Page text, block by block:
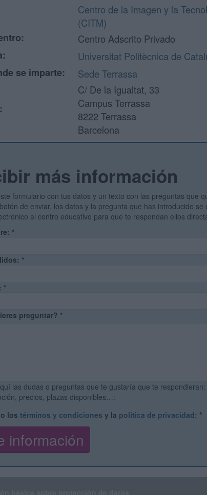
Centro de la Imagen y la
(CITM)
Centro Adscrito Privado
Universitat Politècnica de
se imparte:
Sede Terrassa
C/ De la Igualtat, 33
Campus Terrassa
8222 Terrassa
Barcelona
más información
formulario con tus datos y un texto con las preguntas que
de enviar, los datos y la pregunta que has introducido se
al centro educativo para que te respondan ellos
*
*
*
preguntar? *
las dudas o preguntas que te gustaría que te
precios, plazas disponibles…:
los términos y condiciones y la política de privacidad: *